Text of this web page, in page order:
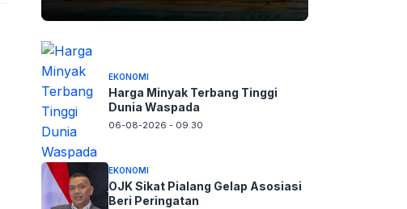
EKONOMI
Harga Minyak Terbang Tinggi
Dunia Waspada
06-08-2026 - 09.30
EKONOMI
OJK Sikat Pialang Gelap Asosiasi
Beri Peringatan